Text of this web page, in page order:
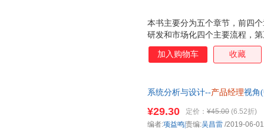
本书主要分为五个章节，前四
研发和市场化四个主要流程，
的共性特征和理论的载体表达
的产品设计专门指得是互联网
设计。
加入购物车 收藏
系统分析与设计--产品经理视角
¥29.30 定价： ¥45.00 (6.52折)
编者:项益鸣|责编:吴昌雷 /2019-06-01